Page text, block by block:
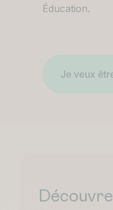
Éducation.
Découvre